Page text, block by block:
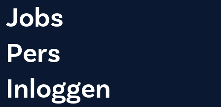
Jobs
Pers
Inloggen